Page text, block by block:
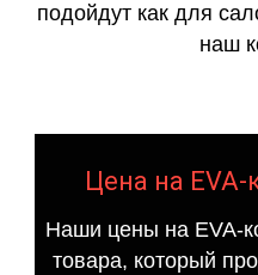
подойдут как для
наш
Цена на EVA-
Наши цены на EVA-
товара, который